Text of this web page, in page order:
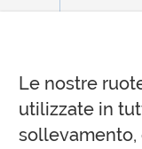
Le nostre
utilizzate in
sollevamento,